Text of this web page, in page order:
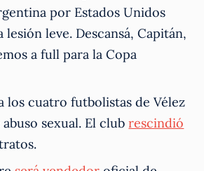
por Estados Unidos
lesión leve. Descansá, Capitán,
a full para la Copa
los cuatro futbolistas de Vélez
abuso sexual. El clubrescindió